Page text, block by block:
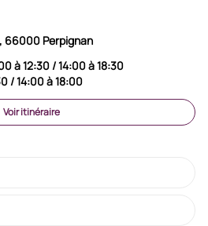
66000 Perpignan
à 12:30 / 14:00 à 18:30
/ 14:00 à 18:00
Voir itinéraire